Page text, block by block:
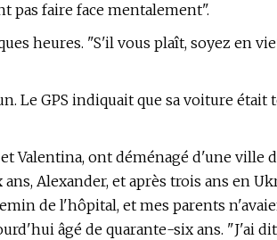
pas faire face mentalement".
heures. "S'il vous plaît, soyez en
Le GPS indiquait que sa voiture était
Valentina, ont déménagé d'une ville
Alexander, et après trois ans en
de l'hôpital, et mes parents
âgé de quarante-six ans. "J'ai